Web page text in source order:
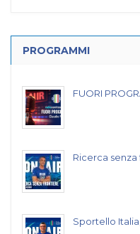
PROGRAMMI
FUORI
Ricerca
Sportello